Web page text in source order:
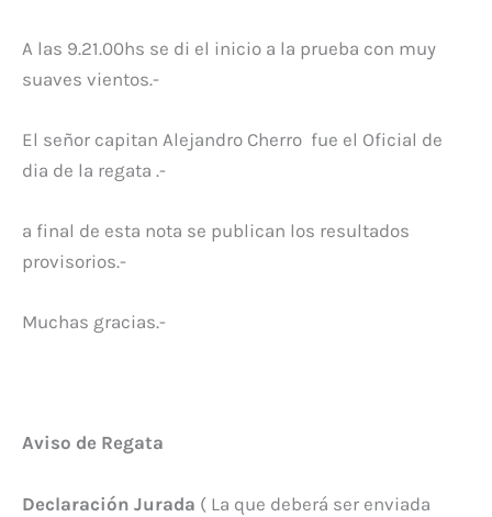
A las 9.21.00hs se di el inicio a la prueba con muy
suaves vientos.-
El señor capitan Alejandro Cherro fue el Oficial de
dia de la regata .-
a final de esta nota se publican los resultados
provisorios.-
Muchas gracias.-
Aviso de Regata
Declaración Jurada ( La que deberá ser enviada